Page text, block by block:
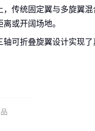
，传统固定翼与多旋翼
或开阔场地。
轴可折叠旋翼设计实现
体积，适合车辆携带作
收装置，降低部署成本